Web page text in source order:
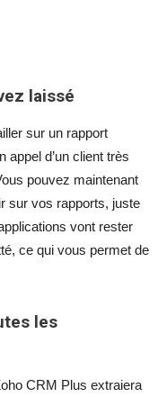
laissé
sur un rapport
d’un client très
pouvez maintenant
sur vos rapports, juste
vont rester
ce qui vous permet de
les
CRM Plus extraiera